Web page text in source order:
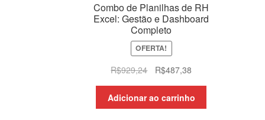
Combo de Planilhas de RH
Excel: Gestão e Dashboard
Completo
OFERTA!
R$929,24
O
original
era:
R$487,38O
atual
é:
Adicionar ao carrinho